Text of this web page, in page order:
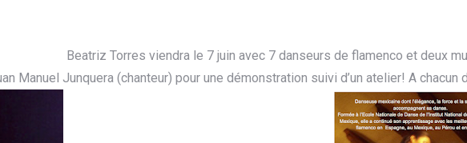
Beatriz Torres viendra le 7 juin avec 7 danseurs de flamenco et deux
Manuel Junquera (chanteur) pour une démonstration suivi d’un atelier! A chacun